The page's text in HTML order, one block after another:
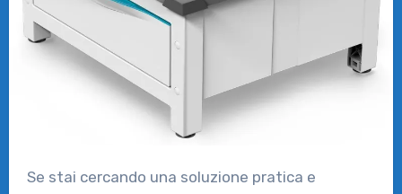
Se stai cercando una soluzione pratica e